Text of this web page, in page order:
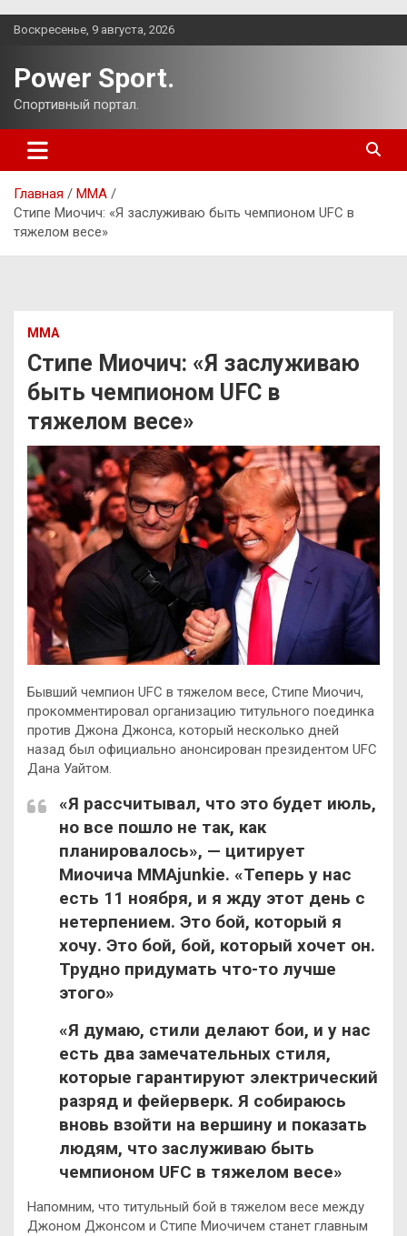
Перейти
Воскресенье, 9 августа, 2026
Power Sport.
Спортивный портал.
Главная
ММА
Стипе Миочич: «Я заслуживаю быть чемпионом UFC в
тяжелом весе»
ММА
Стипе Миочич: «Я заслуживаю
быть чемпионом UFC в
тяжелом весе»
Бывший чемпион UFC в тяжелом весе, Стипе Миочич,
прокомментировал организацию титульного поединка
против Джона Джонса, который несколько дней
назад был официально анонсирован президентом UFC
Дана Уайтом.
«Я рассчитывал, что это будет июль,
но все пошло не так, как
планировалось», — цитирует
Миочича MMAjunkie. «Теперь у нас
есть 11 ноября, и я жду этот день с
нетерпением. Это бой, который я
хочу. Это бой, бой, который хочет он.
Трудно придумать что-то лучше
этого»
«Я думаю, стили делают бои, и у нас
есть два замечательных стиля,
которые гарантируют электрический
разряд и фейерверк. Я собираюсь
вновь взойти на вершину и показать
людям, что заслуживаю быть
чемпионом UFC в тяжелом весе»
Напомним, что титульный бой в тяжелом весе между
Джоном Джонсом и Стипе Миочичем станет главным